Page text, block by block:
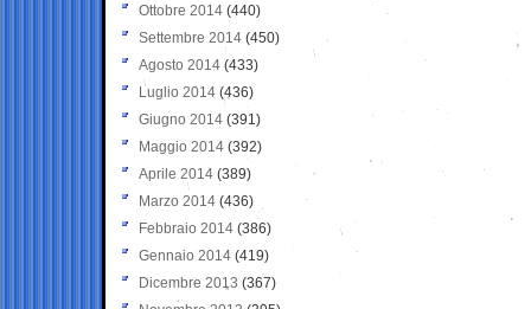
Ottobre 2014 (440)
Settembre 2014 (450)
Agosto 2014 (433)
Luglio 2014 (436)
Giugno 2014 (391)
Maggio 2014 (392)
Aprile 2014 (389)
Marzo 2014 (436)
Febbraio 2014 (386)
Gennaio 2014 (419)
Dicembre 2013 (367)